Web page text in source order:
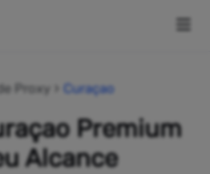
Proxy Curaçao
Premium
Alcance